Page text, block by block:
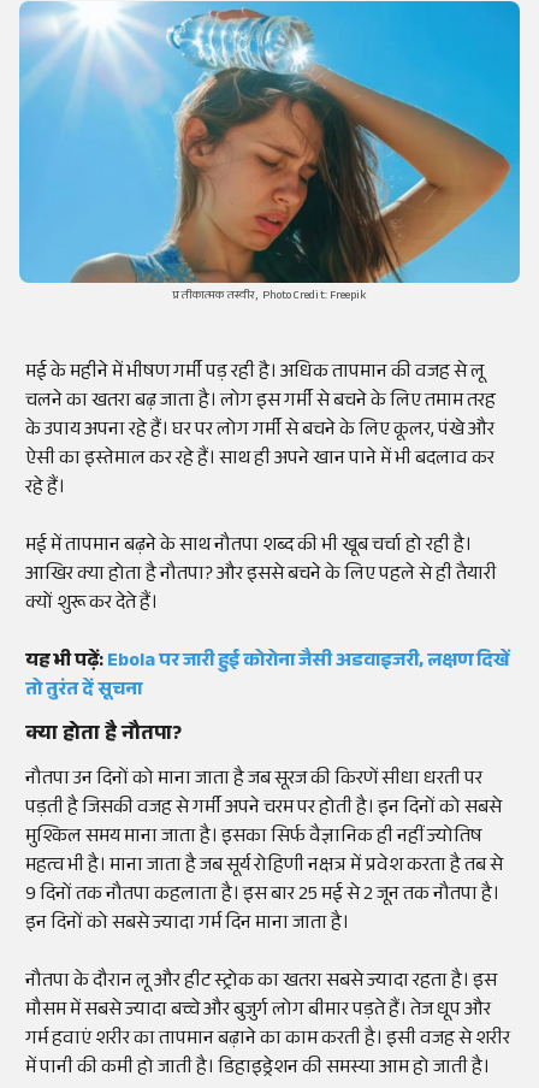
प्रतीकात्मक तस्वीर, Photo Credit: Freepik
मई के महीने में भीषण गर्मी पड़ रही है। अधिक तापमान की वजह से लू
चलने का खतरा बढ़ जाता है। लोग इस गर्मी से बचने के लिए तमाम तरह
के उपाय अपना रहे हैं। घर पर लोग गर्मी से बचने के लिए कूलर, पंखे और
ऐसी का इस्तेमाल कर रहे हैं। साथ ही अपने खान पाने में भी बदलाव कर
रहे हैं।
मई में तापमान बढ़ने के साथ नौतपा शब्द की भी खूब चर्चा हो रही है।
आखिर क्या होता है नौतपा? और इससे बचने के लिए पहले से ही तैयारी
क्यों शुरू कर देते हैं।
यह भी पढ़ें:Ebola पर जारी हुई कोरोना जैसी अडवाइजरी, लक्षण दिखें
तो तुरंत दें सूचना
क्या होता है नौतपा?
नौतपा उन दिनों को माना जाता है जब सूरज की किरणें सीधा धरती पर
पड़ती है जिसकी वजह से गर्मी अपने चरम पर होती है। इन दिनों को सबसे
मुश्किल समय माना जाता है। इसका सिर्फ वैज्ञानिक ही नहीं ज्योतिष
महत्व भी है। माना जाता है जब सूर्य रोहिणी नक्षत्र में प्रवेश करता है तब से
9 दिनों तक नौतपा कहलाता है। इस बार 25 मई से 2 जून तक नौतपा है।
इन दिनों को सबसे ज्यादा गर्म दिन माना जाता है।
नौतपा के दौरान लू और हीट स्ट्रोक का खतरा सबसे ज्यादा रहता है। इस
मौसम में सबसे ज्यादा बच्चे और बुजुर्ग लोग बीमार पड़ते हैं। तेज धूप और
गर्म हवाएं शरीर का तापमान बढ़ाने का काम करती है। इसी वजह से शरीर
में पानी की कमी हो जाती है। डिहाइड्रेशन की समस्या आम हो जाती है।